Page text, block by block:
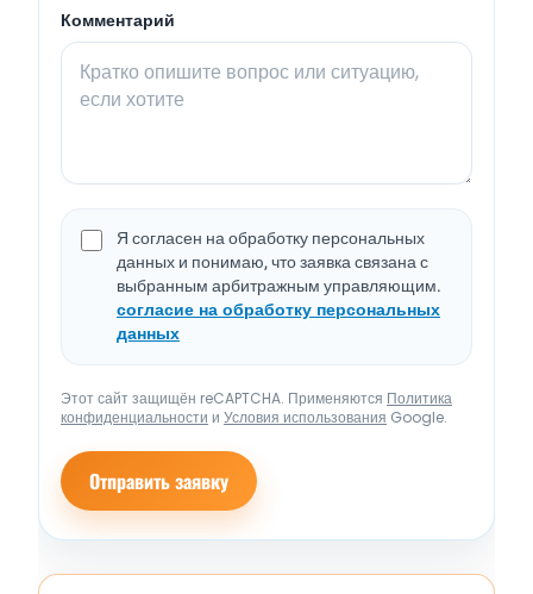
Комментарий
Я согласен на обработку персональных
данных и понимаю, что заявка связана с
выбранным арбитражным управляющим.
согласие на обработку персональных
данных
Этот сайт защищён reCAPTCHA. Применяются Политика
конфиденциальности и Условия использования Google.
Отправить заявку